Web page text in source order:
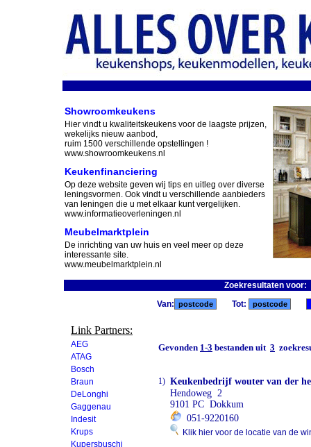
Showroomkeukens
Hier vindt u kwaliteitskeukens voor de laagste prijzen,
wekelijks nieuw aanbod,
ruim 1500 verschillende opstellingen !
www.showroomkeukens.nl
Keukenfinanciering
Op deze website geven wij tips en uitleg over diverse
leningsvormen. Ook vindt u verschillende aanbieders
van leningen die u met elkaar kunt vergelijken.
www.informatieoverleningen.nl
Meubelmarktplein
De inrichting van uw huis en veel meer op deze
interessante site.
www.meubelmarktplein.nl
Zoekresultaten voor:
Link Partners:
AEG
ATAG
Bosch
Braun
DeLonghi
Gaggenau
Indesit
Krups
Kupersbuschi
Van: Tot:
Gevonden 1-3 bestanden uit 3
1) Keukenbedrijf wouter van der
Hendoweg 2
9101 PC Dokkum
051-9220160
Klik hier voor de locatie van de